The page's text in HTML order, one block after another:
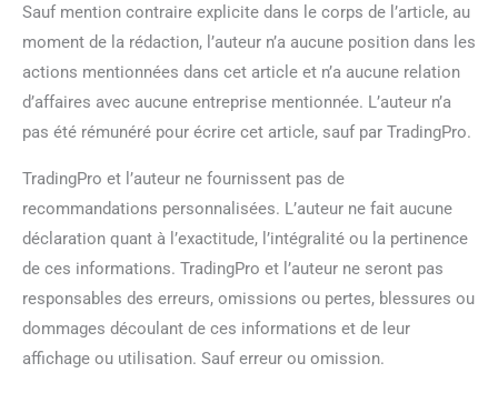
Sauf mention contraire explicite dans le corps de l’article, au
moment de la rédaction, l’auteur n’a aucune position dans les
actions mentionnées dans cet article et n’a aucune relation
d’affaires avec aucune entreprise mentionnée. L’auteur n’a
pas été rémunéré pour écrire cet article, sauf par TradingPro.
TradingPro et l’auteur ne fournissent pas de
recommandations personnalisées. L’auteur ne fait aucune
déclaration quant à l’exactitude, l’intégralité ou la pertinence
de ces informations. TradingPro et l’auteur ne seront pas
responsables des erreurs, omissions ou pertes, blessures ou
dommages découlant de ces informations et de leur
affichage ou utilisation. Sauf erreur ou omission.